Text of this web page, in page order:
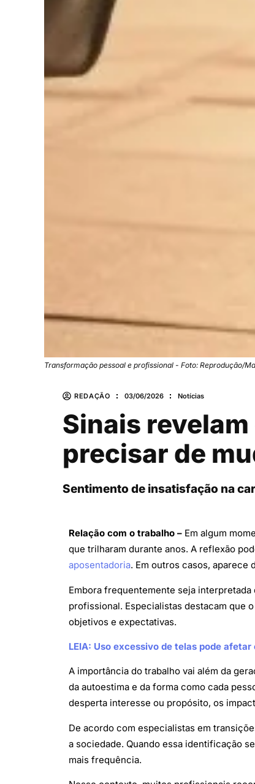
Transformação pessoal e profissional - Foto: Reprodução/
REDAÇÃO 03/06/2026 Notícias
Sinais
precisar de
Sentimento de insatisfação na
Relação com o trabalho – Em algum
que trilharam durante anos. A reflexão
aposentadoria. Em outros casos, aparece
Embora frequentemente seja
profissional. Especialistas destacam que
objetivos e expectativas.
LEIA: Uso excessivo de telas pode
A importância do trabalho vai além da
da autoestima e da forma como cada
desperta interesse ou propósito, os
De acordo com especialistas em
a sociedade. Quando essa identificação
mais frequência.